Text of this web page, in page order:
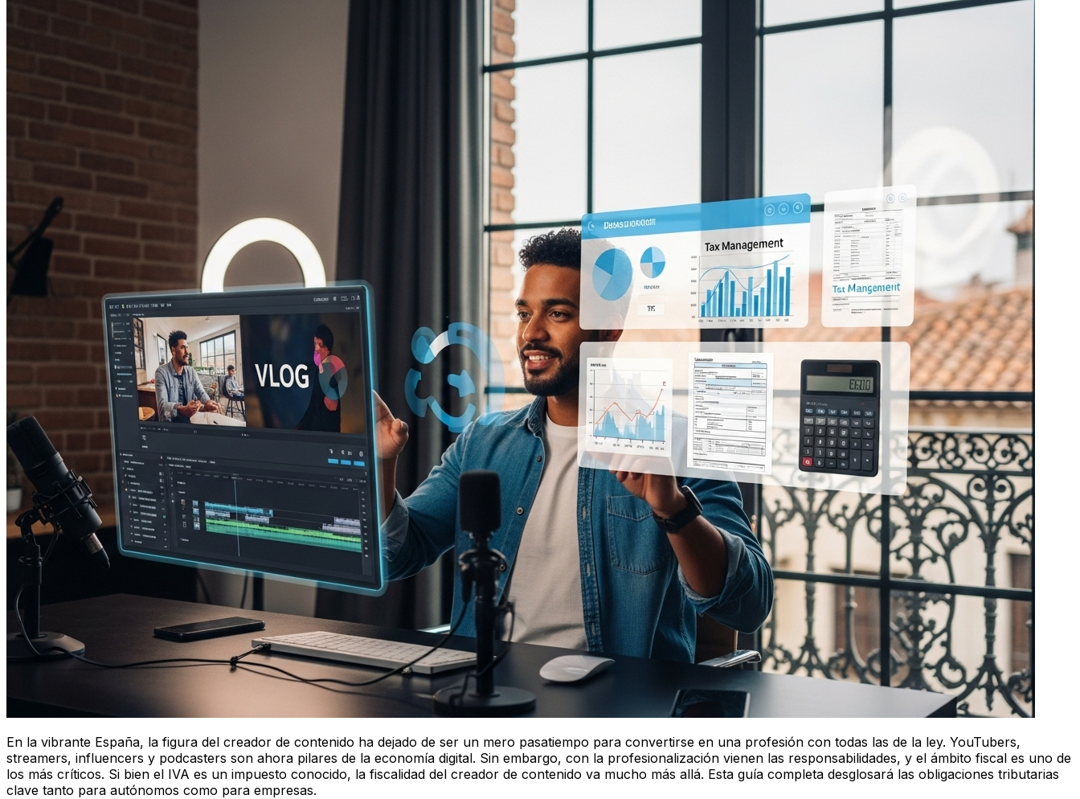
En la vibrante España, la figura del creador de contenido ha dejado de ser un mero pasatiempo para convertirse en una profesión con todas las de la ley. YouTubers,
streamers, influencers y podcasters son ahora pilares de la economía digital. Sin embargo, con la profesionalización vienen las responsabilidades, y el ámbito fiscal es uno de
los más críticos. Si bien el IVA es un impuesto conocido, la fiscalidad del creador de contenido va mucho más allá. Esta guía completa desglosará las obligaciones tributarias
clave tanto para autónomos como para empresas.